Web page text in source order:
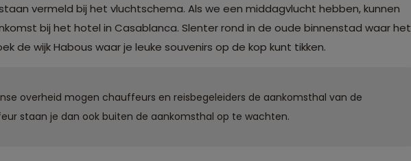
vermeld bij het vluchtschema. Als we een middagvlucht hebben, kunnen
bij het hotel in Casablanca. Slenter rond in de oude binnenstad waar het
de wijk Habous waar je leuke souvenirs op de kop kunt tikken.
overheid mogen chauffeurs en reisbegeleiders de aankomsthal van de
staan je dan ook buiten de aankomsthal op te wachten.